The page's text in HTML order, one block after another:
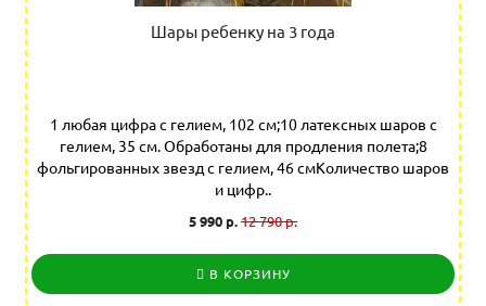
Шары ребенку на 3 года
1 любая цифра с гелием, 102 см;10 латексных шаров с
гелием, 35 см. Обработаны для продления полета;8
фольгированных звезд с гелием, 46 смКоличество шаров
и цифр..
5 990 р.12 790 р.
В КОРЗИНУ